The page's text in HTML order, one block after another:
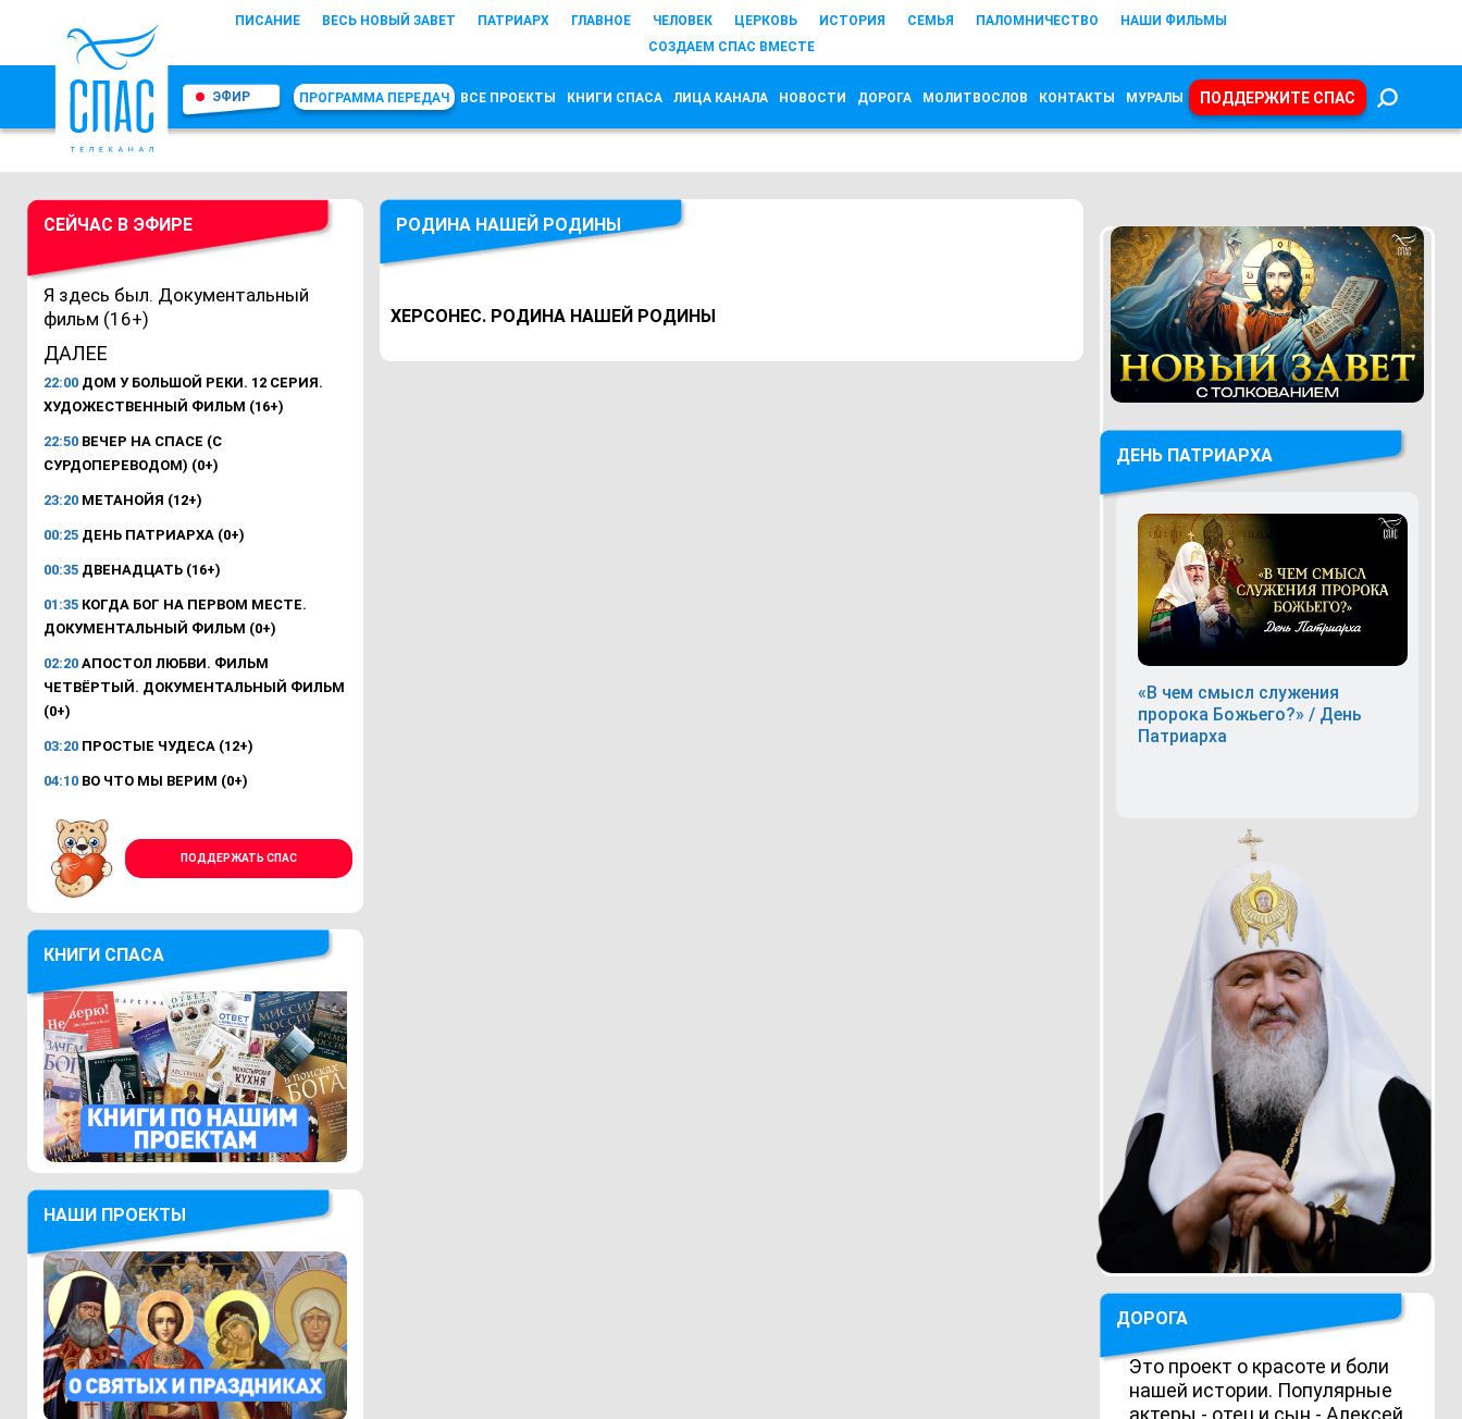
ПИСАНИЕ ВЕСЬ НОВЫЙ ЗАВЕТ ПАТРИАРХ ГЛАВНОЕ ЧЕЛОВЕК ЦЕРКОВЬ ИСТОРИЯ СЕМЬЯ ПАЛОМНИЧЕСТВО
НАШИ ФИЛЬМЫ
СОЗДАЕМ СПАС ВМЕСТЕ
ЭФИР ПРОГРАММА ПЕРЕДАЧ ВСЕ ПРОЕКТЫ КНИГИ СПАСА ЛИЦА КАНАЛА НОВОСТИ ДОРОГА МОЛИТВОСЛОВ КОНТАКТЫ МУРАЛЫ ПОДДЕРЖИТЕ СПАС
СЕЙЧАС В ЭФИРЕ
Я здесь был. Документальный
фильм (16+)
ДАЛЕЕ
22:00 ДОМ У БОЛЬШОЙ РЕКИ. 12 СЕРИЯ.
ХУДОЖЕСТВЕННЫЙ ФИЛЬМ (16+)
22:50 ВЕЧЕР НА СПАСЕ (С
СУРДОПЕРЕВОДОМ) (0+)
23:20 МЕТАНОЙЯ (12+)
00:25 ДЕНЬ ПАТРИАРХА (0+)
00:35 ДВЕНАДЦАТЬ (16+)
01:35 КОГДА БОГ НА ПЕРВОМ МЕСТЕ.
ДОКУМЕНТАЛЬНЫЙ ФИЛЬМ (0+)
02:20 АПОСТОЛ ЛЮБВИ. ФИЛЬМ
ЧЕТВЁРТЫЙ. ДОКУМЕНТАЛЬНЫЙ ФИЛЬМ
(0+)
03:20 ПРОСТЫЕ ЧУДЕСА (12+)
04:10 ВО ЧТО МЫ ВЕРИМ (0+)
ПОДДЕРЖАТЬ СПАС
КНИГИ СПАСА
НАШИ ПРОЕКТЫ
РОДИНА НАШЕЙ РОДИНЫ
ХЕРСОНЕС. РОДИНА НАШЕЙ РОДИНЫ
ДЕНЬ ПАТРИАРХА
«В чем смысл служения
пророка Божьего?» / День
Патриарха
ДОРОГА
Это проект о красоте и боли
нашей истории. Популярные